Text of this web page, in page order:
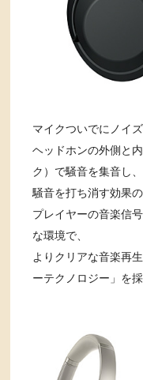
マイクついでにノイ
ヘッドホンの外側と
ク）で騒音を集音し、
騒音を打ち消す効果
プレイヤーの音楽信
な環境で、
よりクリアな音楽再
ーテクノロジー」を採